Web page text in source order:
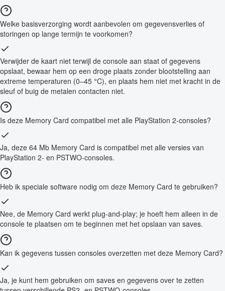
Welke basisverzorging wordt aanbevolen om gegevensverlies of
storingen op lange termijn te voorkomen?
Verwijder de kaart niet terwijl de console aan staat of gegevens
opslaat, bewaar hem op een droge plaats zonder blootstelling aan
extreme temperaturen (0–45 °C), en plaats hem niet met kracht in de
sleuf of buig de metalen contacten niet.
Is deze Memory Card compatibel met alle PlayStation 2-consoles?
Ja, deze 64 Mb Memory Card is compatibel met alle versies van
PlayStation 2- en PSTWO-consoles.
Heb ik speciale software nodig om deze Memory Card te gebruiken?
Nee, de Memory Card werkt plug-and-play; je hoeft hem alleen in de
console te plaatsen om te beginnen met het opslaan van saves.
Kan ik gegevens tussen consoles overzetten met deze Memory Card?
Ja, je kunt hem gebruiken om saves en gegevens over te zetten